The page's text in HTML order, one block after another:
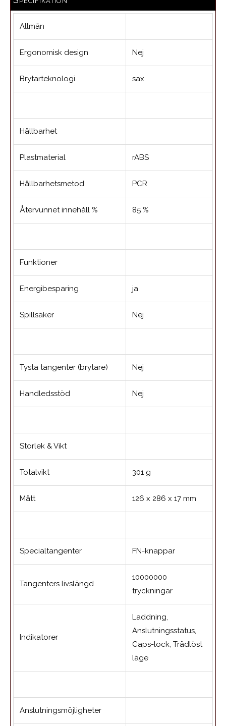
Allmän
Ergonomisk design Nej
Brytarteknologi sax
Hållbarhet
Plastmaterial rABS
Hållbarhetsmetod PCR
Återvunnet innehåll % 85 %
Funktioner
Energibesparing ja
Spillsäker Nej
Tysta tangenter (brytare) Nej
Handledsstöd Nej
Storlek & Vikt
Totalvikt 301 g
Mått 126 x 286 x 17 mm
Specialtangenter FN-knappar
Tangenters livslängd
10000000
tryckningar
Indikatorer
Laddning,
Anslutningsstatus,
Caps-lock, Trådlöst
läge
Anslutningsmöjligheter